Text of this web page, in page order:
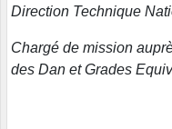
Direction Technique
Chargé de mission
des Dan et Grades